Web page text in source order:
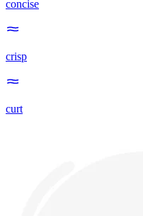
concise
crisp
curt